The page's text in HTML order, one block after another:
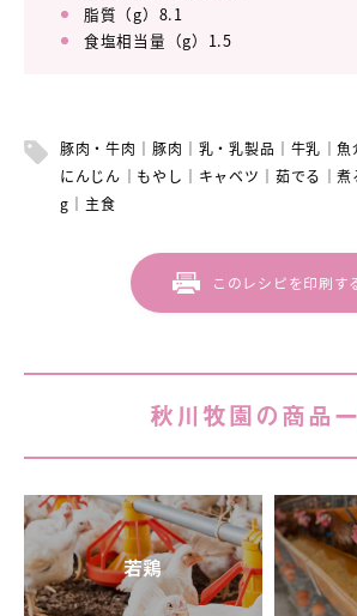
脂質（g）8.1
食塩相当量（g）1.5
豚肉・牛肉 豚肉 乳・乳製品 牛乳 魚
にんじん
もやし キャベツ 茹でる 煮
g
主食
このレシピを印刷す
秋川牧園の商品
若鶏